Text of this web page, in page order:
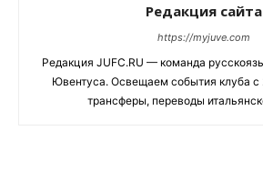
Редакция сайта
https://myjuve.com
Редакция JUFC.RU — команда
Ювентуса. Освещаем события клуба с
трансферы, переводы